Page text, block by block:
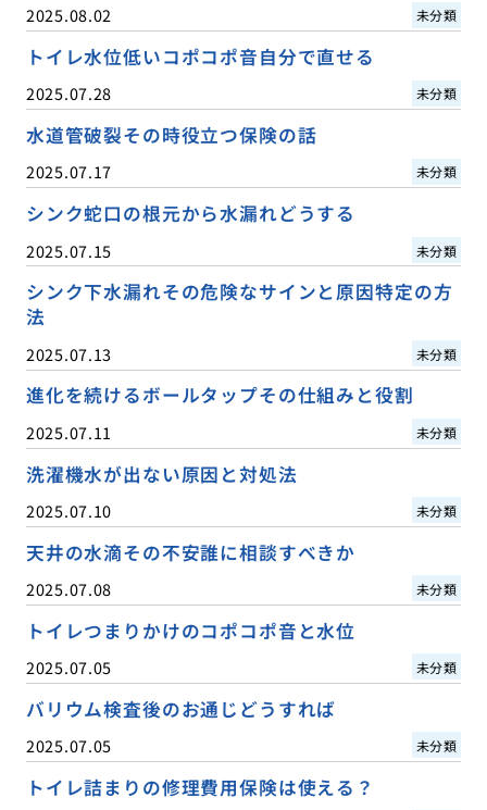
2025.08.02 未分類
トイレ水位低いコポコポ音自分で直せる
2025.07.28 未分類
水道管破裂その時役立つ保険の話
2025.07.17 未分類
シンク蛇口の根元から水漏れどうする
2025.07.15 未分類
シンク下水漏れその危険なサインと原因特定の方
法
2025.07.13 未分類
進化を続けるボールタップその仕組みと役割
2025.07.11 未分類
洗濯機水が出ない原因と対処法
2025.07.10 未分類
天井の水滴その不安誰に相談すべきか
2025.07.08 未分類
トイレつまりかけのコポコポ音と水位
2025.07.05 未分類
バリウム検査後のお通じどうすれば
2025.07.05 未分類
トイレ詰まりの修理費用保険は使える？